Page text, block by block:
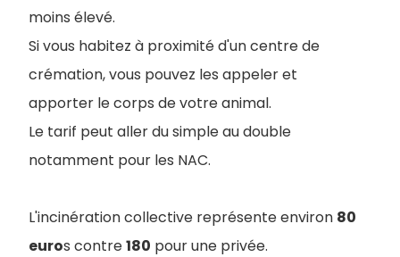
moins élevé.
Si vous habitez à proximité d'un centre de
crémation, vous pouvez les appeler et
apporter le corps de votre animal.
Le tarif peut aller du simple au double
notamment pour les NAC.
L'incinération collective représente environ 80
euros contre180 pour une privée.